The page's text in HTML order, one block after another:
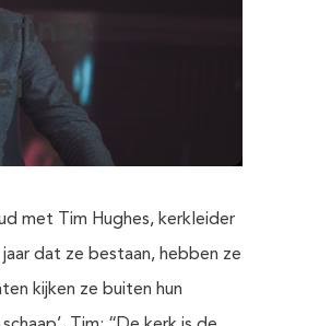
met Tim Hughes, kerkleider
dat ze bestaan, hebben ze
kijken ze buiten hun